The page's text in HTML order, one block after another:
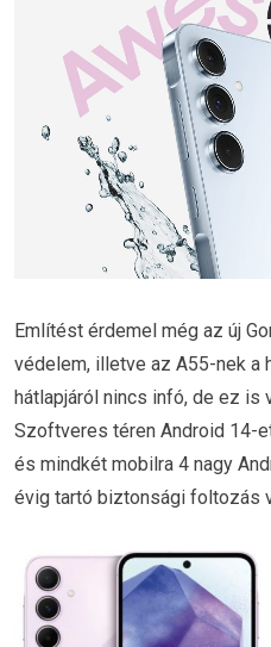
Említést érdemel még az új
védelem, illetve az A55-nek a
hátlapjáról nincs infó, de ez is
Szoftveres téren Android 14-
és mindkét mobilra 4 nagy
évig tartó biztonsági foltozás